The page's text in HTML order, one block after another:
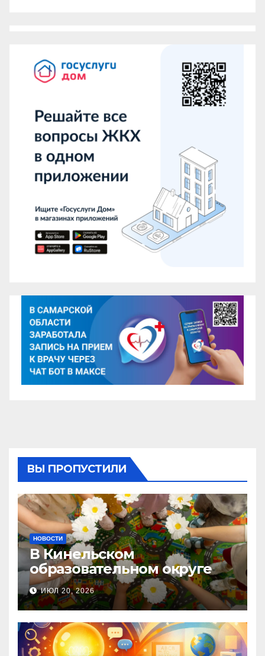
ВЫ ПРОПУСТИЛИ
НОВОСТИ
В Кинельском
образовательном округе
прошла Неделя правовой
помощи, посвящённая Дню
семьи, любви и верности
ИЮЛ 20, 2026